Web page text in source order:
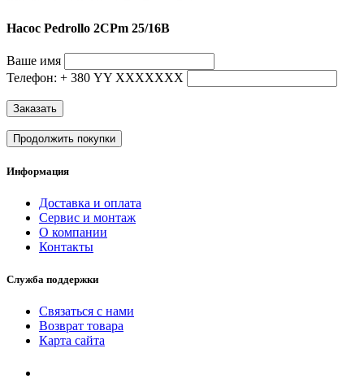
Насос Pedrollo 2CPm 25/16B
Ваше имя
Телефон: + 380 YY ХХХХХХХ
Заказать
Продолжить покупки
Информация
Доставка и оплата
Сервис и монтаж
О компании
Контакты
Служба поддержки
Связаться с нами
Возврат товара
Карта сайта